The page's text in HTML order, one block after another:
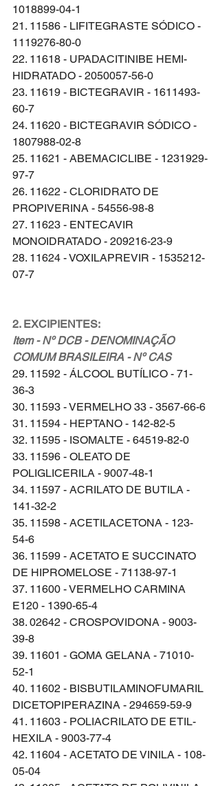
1018899-04-1
21. 11586 - LIFITEGRASTE SÓDICO -
1119276-80-0
22. 11618 - UPADACITINIBE HEMI-
HIDRATADO - 2050057-56-0
23. 11619 - BICTEGRAVIR - 1611493-
60-7
24. 11620 - BICTEGRAVIR SÓDICO -
1807988-02-8
25. 11621 - ABEMACICLIBE - 1231929-
97-7
26. 11622 - CLORIDRATO DE
PROPIVERINA - 54556-98-8
27. 11623 - ENTECAVIR
MONOIDRATADO - 209216-23-9
28. 11624 - VOXILAPREVIR - 1535212-
07-7
2. EXCIPIENTES:
Item - Nº DCB - DENOMINAÇÃO
COMUM BRASILEIRA - Nº CAS
29. 11592 - ÁLCOOL BUTÍLICO - 71-
36-3
30. 11593 - VERMELHO 33 - 3567-66-6
31. 11594 - HEPTANO - 142-82-5
32. 11595 - ISOMALTE - 64519-82-0
33. 11596 - OLEATO DE
POLIGLICERILA - 9007-48-1
34. 11597 - ACRILATO DE BUTILA -
141-32-2
35. 11598 - ACETILACETONA - 123-
54-6
36. 11599 - ACETATO E SUCCINATO
DE HIPROMELOSE - 71138-97-1
37. 11600 - VERMELHO CARMINA
E120 - 1390-65-4
38. 02642 - CROSPOVIDONA - 9003-
39-8
39. 11601 - GOMA GELANA - 71010-
52-1
40. 11602 - BISBUTILAMINOFUMARIL
DICETOPIPERAZINA - 294659-59-9
41. 11603 - POLIACRILATO DE ETIL-
HEXILA - 9003-77-4
42. 11604 - ACETATO DE VINILA - 108-
05-04